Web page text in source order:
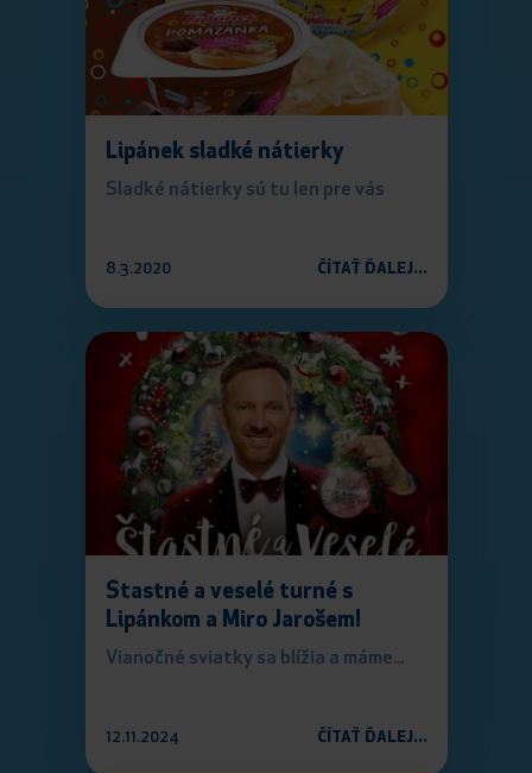
Lipánek sladké nátierky
Sladké nátierky sú tu len pre vás
8.3.2020 ČÍTAŤ ĎALEJ...
Štastné a veselé turné s
Lipánkom a Miro Jarošem!
Vianočné sviatky sa blížia a máme...
12.11.2024 ČÍTAŤ ĎALEJ...